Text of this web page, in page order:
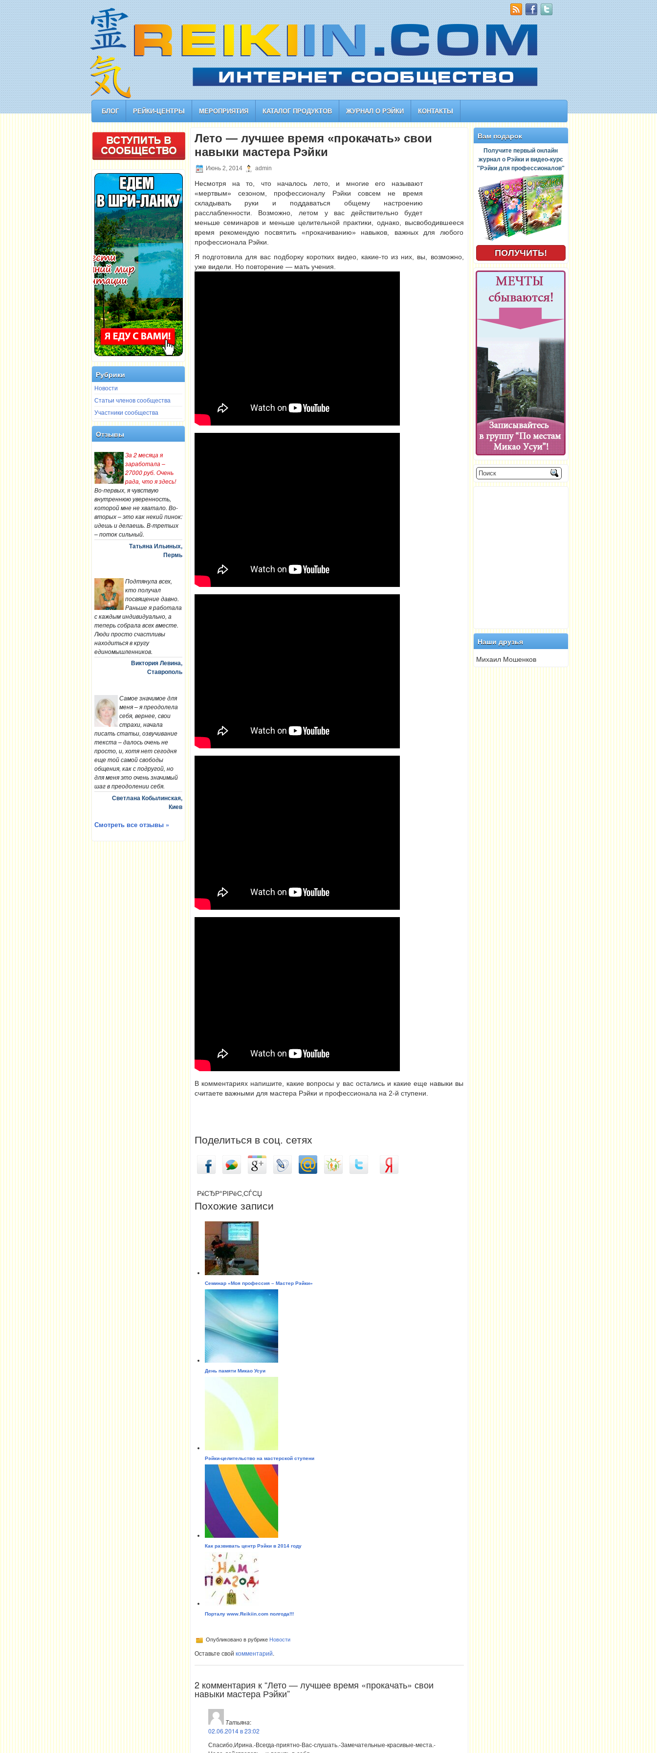
БЛОГ РЕЙКИ-ЦЕНТРЫ МЕРОПРИЯТИЯ КАТАЛОГ ПРОДУКТОВ ЖУРНАЛ О РЭЙКИ КОНТАКТЫ
Рубрики
Новости
Статьи членов сообщества
Участники сообщества
Отзывы
За 2 месяца я
заработала –
27000 руб. Очень
рада, что я здесь!
Во-первых, я чувствую
внутреннюю уверенность,
которой мне не хватало. Во-
вторых – это как некий пинок:
идешь и делаешь. В-третьих
– поток сильный.
Татьяна Ильиных,
Пермь
Подтянула всех,
кто получал
посвящение давно.
Раньше я работала
с каждым индивидуально, а
теперь собрала всех вместе.
Люди просто счастливы
находиться в кругу
единомышленников.
Виктория Левина,
Ставрополь
Самое значимое для
меня – я преодолела
себя, вернее, свои
страхи, начала
писать статьи, озвучивание
текста – далось очень не
просто, и, хотя нет сегодня
еще той самой свободы
общения, как с подругой, но
для меня это очень значимый
шаг в преодолении себя.
Светлана Кобылинская,
Киев
Смотреть все отзывы »
Лето — лучшее время «прокачать» свои
навыки мастера Рэйки
Июнь 2, 2014 admin
Несмотря на то, что началось лето, и многие его называют
«мертвым» сезоном, профессионалу Рэйки совсем не время
складывать руки и поддаваться общему настроению
расслабленности. Возможно, летом у вас действительно будет
меньше семинаров и меньше целительной практики, однако, высвободившееся
время рекомендую посвятить «прокачиванию» навыков, важных для любого
профессионала Рэйки.
Я подготовила для вас подборку коротких видео, какие-то из них, вы, возможно,
уже видели. Но повторение — мать учения.
В комментариях напишите, какие вопросы у вас остались и какие еще навыки вы
считаете важными для мастера Рэйки и профессионала на 2-й ступени.
Поделиться в соц. сетях
РќСЂР°РІРёС‚СЃСЏ
Похожие записи
Семинар «Моя профессия – Мастер Рэйки»
День памяти Микао Усуи
Рэйки-целительство на мастерской ступени
Как развивать центр Рэйки в 2014 году
Порталу www.Reikiin.com полгода!!!
Опубликовано в рубрике Новости
Оставьте свой комментарий.
2 комментария к “Лето — лучшее время «прокачать» свои
навыки мастера Рэйки”
Татьяна:
02.06.2014 в 23:02
Спасибо,Ирина.-Всегда-приятно-Вас-слушать.-Замечательные-красивые-места.-
Вам подарок
Получите первый онлайн
журнал о Рэйки и видео-курс
"Рэйки для профессионалов"
Наши друзья
Михаил Мошенков